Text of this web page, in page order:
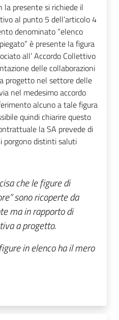
la presente si richiede il
al punto 5 dell’articolo 4
denominato “elenco
è presente la figura
all’ Accordo Collettivo
delle collaborazioni
progetto nel settore delle
nel medesimo accordo
alcuno a tale figura
quindi chiarire questo
la SA prevede di
porgono distinti saluti
che le figure di
sono ricoperte da
ma in rapporto di
a progetto.
in elenco ha il mero